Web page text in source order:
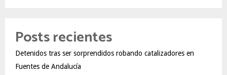
Posts recientes
Detenidos tras ser sorprendidos robando catalizadores en
Fuentes de Andalucía